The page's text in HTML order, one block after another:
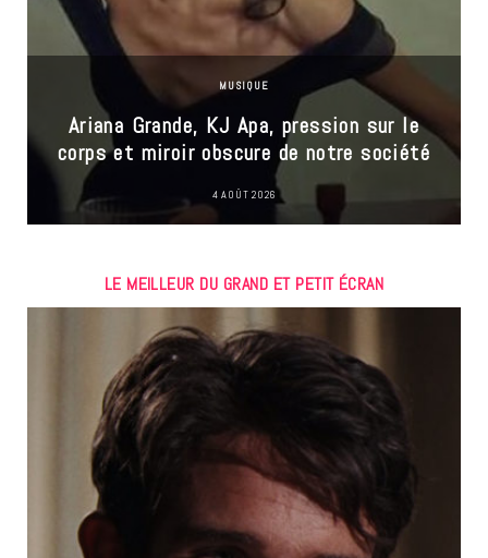
MUSIQUE
Ariana Grande, KJ Apa, pression sur le
corps et miroir obscure de notre société
4 AOÛT 2026
LE MEILLEUR DU GRAND ET PETIT ÉCRAN